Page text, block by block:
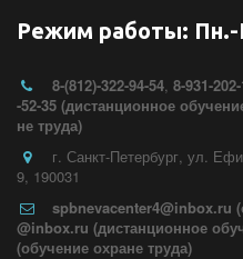
Режим работы: Пн.-
8-(812)-322-94-54, 8-931-
-52-35 (дистанционное
не труда)
г. Санкт-Петербург, ул.
9, 190031
spbnevacenter4@inbox.ru
@inbox.ru (дистанционное
(обучение охране труда)